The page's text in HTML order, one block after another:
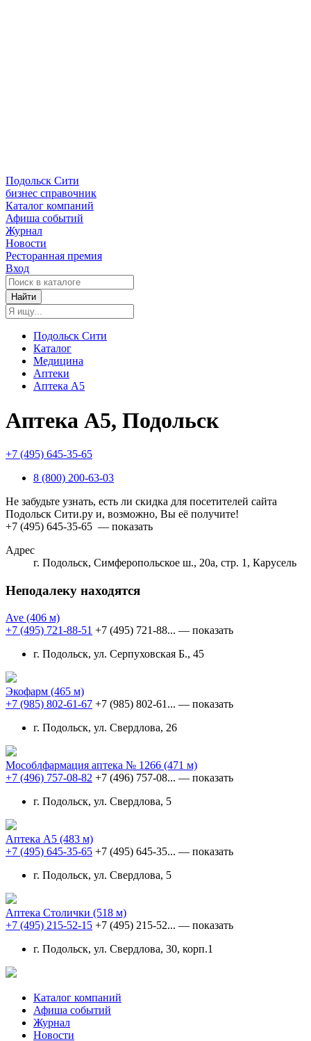
Подольск Сити
бизнес справочник
Каталог компаний
Афиша событий
Журнал
Новости
Ресторанная премия
Вход
Найти
Подольск Сити
Каталог
Медицина
Аптеки
Аптека А5
Аптека А5, Подольск
+7 (495) 645-35-65
8 (800) 200-63-03
Не забудьте узнать, есть ли скидка для посетителей сайта
Подольск Сити.ру и, возможно, Вы её получите!
+7 (495) 645-35-65 — показать
Адрес
г. Подольск, Симферопольское ш., 20а, стр. 1, Карусель
Неподалеку находятся
Ave (406 м)
+7 (495) 721-88-51 +7 (495) 721-88... — показать
г. Подольск, ул. Серпуховская Б., 45
Экофарм (465 м)
+7 (985) 802-61-67 +7 (985) 802-61... — показать
г. Подольск, ул. Свердлова, 26
Мособлфармация аптека № 1266 (471 м)
+7 (496) 757-08-82 +7 (496) 757-08... — показать
г. Подольск, ул. Свердлова, 5
Аптека А5 (483 м)
+7 (495) 645-35-65 +7 (495) 645-35... — показать
г. Подольск, ул. Свердлова, 5
Аптека Столички (518 м)
+7 (495) 215-52-15 +7 (495) 215-52... — показать
г. Подольск, ул. Свердлова, 30, корп.1
Каталог компаний
Афиша событий
Журнал
Новости